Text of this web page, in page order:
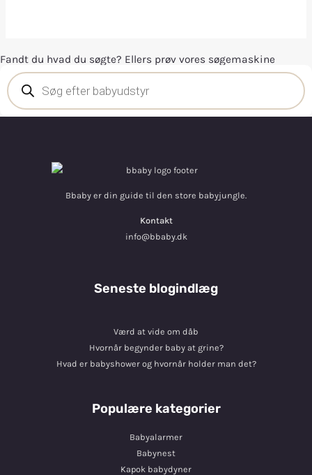
Fandt du hvad du søgte? Ellers prøv vores søgemaskine
Bbaby er din guide til den store babyjungle.
Kontakt
info@bbaby.dk
Seneste blogindlæg
Værd at vide om dåb
Hvornår begynder baby at grine?
Hvad er babyshower og hvornår holder man det?
Populære kategorier
Babyalarmer
Babynest
Kapok babydyner